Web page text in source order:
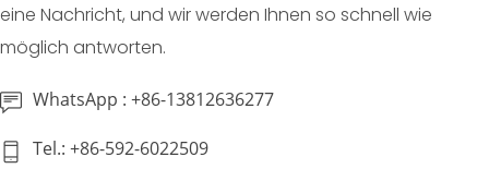
eine Nachricht, und wir werden Ihnen so schnell wie
möglich antworten.
WhatsApp : +86-13812636277
Tel.: +86-592-6022509